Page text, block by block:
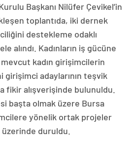
Başkanı Nilüfer Çevikel’in
toplantıda, iki dernek
destekleme odaklı
alındı. Kadınların iş gücüne
mevcut kadın girişimcilerin
adaylarının teşvik
fikir alışverişinde bulunuldu.
başta olmak üzere Bursa
yönelik ortak projeler
duruldu.